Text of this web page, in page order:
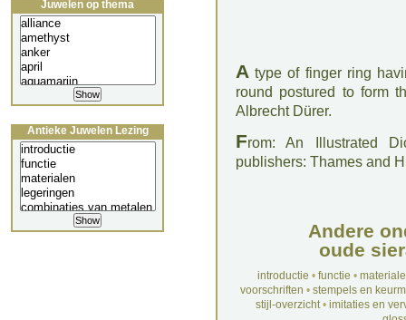
A type of finger ring
round postured to form
Albrecht Dürer.
From: An Illustrated
publishers: Thames and
Andere
oude
introductie • functie •
voorschriften • stempels en
stijl-overzicht• imitaties en
Juwelen op thema
Antieke Juwelen Lezing